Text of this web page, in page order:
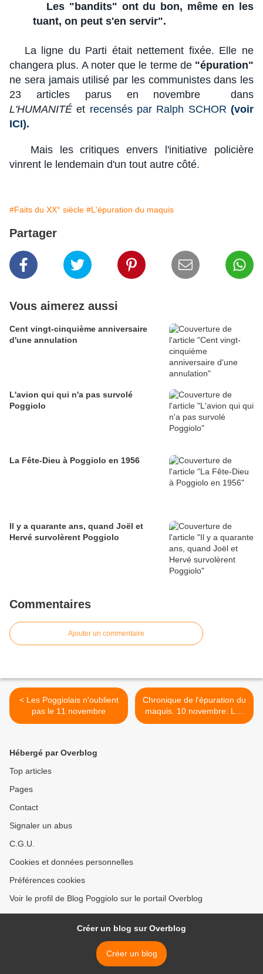
Les "bandits" ont du bon, même en les
tuant, on peut s'en servir".
La ligne du Parti était nettement fixée. Elle ne
changera plus. A noter que le terme de "épuration"
ne sera jamais utilisé par les communistes dans les
23 articles parus en novembre dans
L'HUMANITÉ et recensés par Ralph SCHOR(voir
ICI).
Mais les critiques envers l'initiative policière
vinrent le lendemain d'un tout autre côté.
#Faits du XX° siècle #L'épuration du maquis
Partager
Vous aimerez aussi
Cent vingt-cinquième anniversaire
d'une annulation
L'avion qui qui n'a pas survolé
Poggiolo
La Fête-Dieu à Poggiolo en 1956
Il y a quarante ans, quand Joël et
Hervé survolèrent Poggiolo
Commentaires
Ajouter un commentaire
< Les Poggiolais n'oublient
pas le 11 novembre
Chronique de l'épuration du
maquis. 10 novembre: Les
bandits de Paris >
Hébergé par Overblog
Top articles
Pages
Contact
Signaler un abus
C.G.U.
Cookies et données personnelles
Préférences cookies
Voir le profil de Blog Poggiolo sur le portail Overblog
Créer un blog sur Overblog
Créer un blog